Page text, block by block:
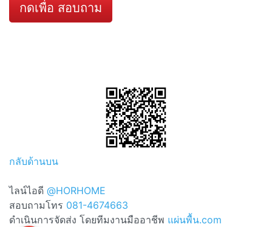
กดเพื่อ สอบถาม
กลับด้านบน
ไลน์ไอดี @HORHOME
สอบถามโทร 081-4674663
ดำเนินการจัดส่ง โดยทีมงานมืออาชีพ แผ่นพื้น.com